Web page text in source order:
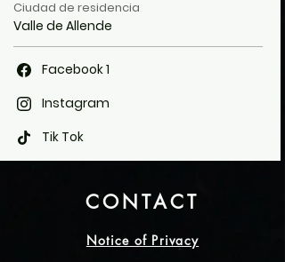
Ciudad de residencia
Valle de Allende
Facebook 1
Instagram
Tik Tok
CONTACT
Notice of Privacy